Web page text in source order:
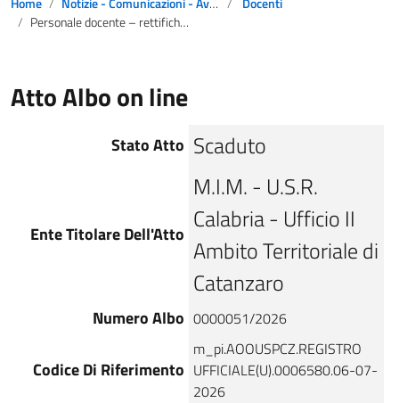
Personale docente – rettifiche movimenti scuola primaria, a.s. 2026/2027
Atto Albo on line
Stato Atto Scaduto
Ente Titolare Dell'Atto
M.I.M. - U.S.R.
Calabria - Ufficio II
Ambito Territoriale di
Catanzaro
Numero Albo 0000051/2026
Codice Di Riferimento
m_pi.AOOUSPCZ.REGISTRO
UFFICIALE(U).0006580.06-07-
2026